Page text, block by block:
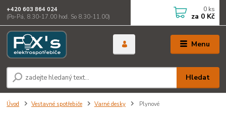
Menu
Hledat
+420 603 864 024
(Po-Pá, 8.30-17.00 hod. So 8.30-11.00)
0 ks
za 0 Kč
Úvod Vestavné spotřebiče Varné desky Plynové